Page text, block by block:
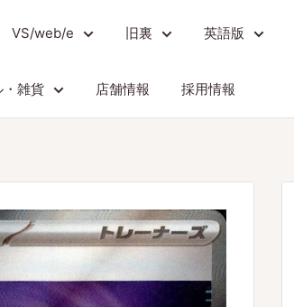
VS/web/e 旧裏 英語版
・雑貨 店舗情報 採用情報